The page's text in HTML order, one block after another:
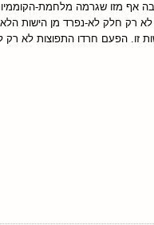
אף מזו שגרמה מלחמת-
רק חלק לא-נפרד מן הישות
זו. הפעם חרדו התפוצות לא רק